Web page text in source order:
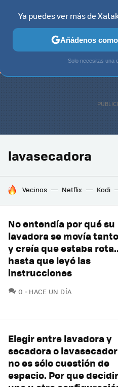
TELEVISORES CONTENIDOS
lavasecadora
HOY SE HABLA DE
Vecinos Netflix Kodi
No entendía por qué su
lavadora se movía tanto
y creía que estaba
hasta que leyó las
instrucciones
0 COMENTARIOS
HACE UN DÍA
Elegir entre lavadora y
secadora o
no es sólo cuestión de
espacio. Por que decidir
Ya puedes ver más de
Añádenos
Solo necesitas una